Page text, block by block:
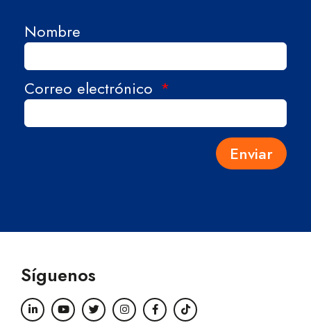
Nombre
Correo electrónico
Enviar
Síguenos